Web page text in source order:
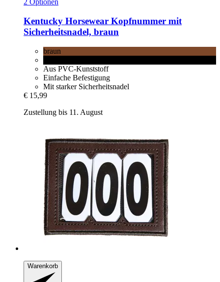
2 Optionen
Kentucky Horsewear Kopfnummer mit
Sicherheitsnadel, braun
braun
Aus PVC-Kunststoff
Einfache Befestigung
Mit starker Sicherheitsnadel
€ 15,99
Zustellung bis 11. August
Warenkorb